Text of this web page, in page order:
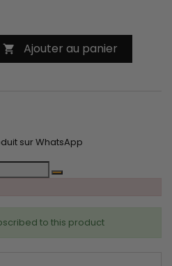
 Ajouter au panier
sur WhatsApp
to this product